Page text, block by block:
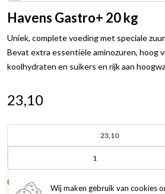
Havens Gastro+ 20 kg
Uniek, complete voeding met speciale
Bevat extra essentiële aminozuren, hoog
koolhydraten en suikers en rijk aan
23,10
23,10
Op voorraad
Wij maken gebruik van cookies